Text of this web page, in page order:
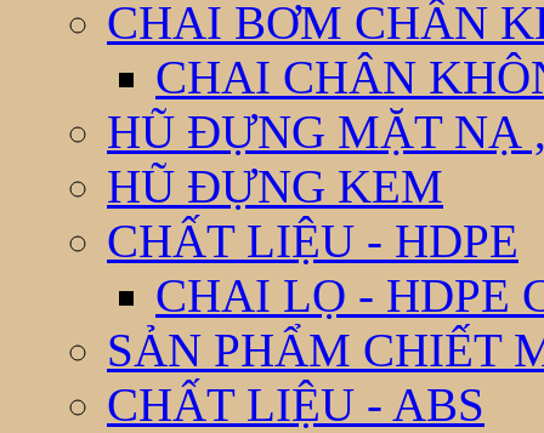
CHAI BƠM CHÂN
CHAI CHÂN
HŨ ĐỰNG MẶT NẠ
HŨ ĐỰNG KEM
CHẤT LIỆU - HDPE
CHAI LỌ - HDPE
SẢN PHẨM CHIẾT
CHẤT LIỆU - ABS